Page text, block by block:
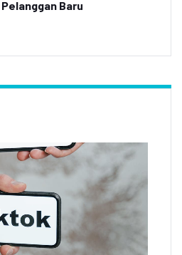
Pelanggan Baru